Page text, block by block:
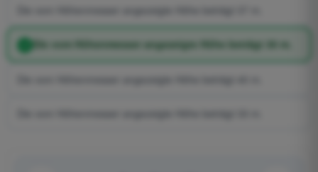
Die vom Höhenmesser angezeigte Höhe beträgt 30 m.